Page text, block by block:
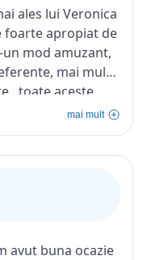
ales lui Veronica
foarte apropiat de
mod amuzant,
mai mult
aceste
de a studia plus
Lingua
MD cu cei mai
vă doresc tot ce
mai mult
avut buna ocazie